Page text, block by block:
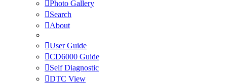
Photo Gallery
Search
About
User Guide
CD6000 Guide
Self Diagnostic
DTC View